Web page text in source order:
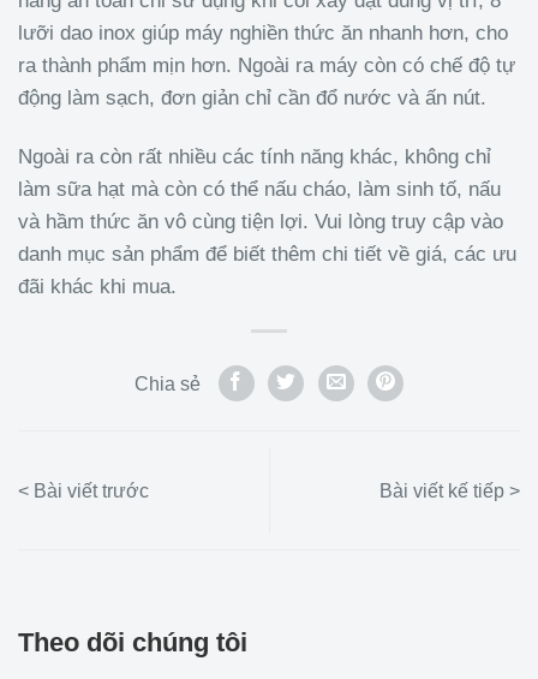
lưỡi dao inox giúp máy nghiền thức ăn nhanh hơn, cho
ra thành phẩm mịn hơn. Ngoài ra máy còn có chế độ tự
động làm sạch, đơn giản chỉ cần đổ nước và ấn nút.
Ngoài ra còn rất nhiều các tính năng khác, không chỉ
làm sữa hạt mà còn có thể nấu cháo, làm sinh tố, nấu
và hầm thức ăn vô cùng tiện lợi. Vui lòng truy cập vào
danh mục sản phẩm để biết thêm chi tiết về giá, các ưu
đãi khác khi mua.
Chia sẻ
Theo dõi chúng tôi